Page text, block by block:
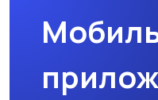
Тренажеры и фитнес